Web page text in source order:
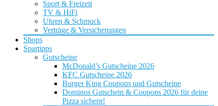
Sport & Freizeit
TV & HiFi
Uhren & Schmuck
Verträge & Versicherungen
Shops
Spartipps
Gutscheine
McDonald’s Gutscheine 2026
KFC Gutscheine 2026
Burger King Coupons und Gutscheine
Dominos Gutschein & Coupons 2026 für deine
Pizza sichern!